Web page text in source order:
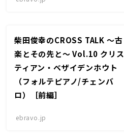
柴田俊幸のCROSS TALK 〜古
楽とその先と〜 Vol.10 クリス
ティアン・ベザイデンホウト
（フォルテピアノ/チェンバ
ロ）［前編］
ebravo.jp